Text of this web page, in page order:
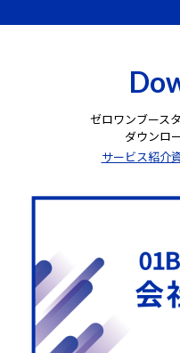
ゼロワンブース
ダウンロ
サービス紹介